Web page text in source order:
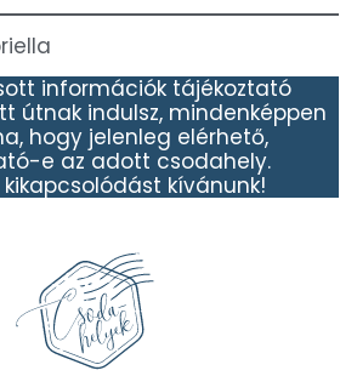
információk tájékoztató
útnak indulsz, mindenképpen
hogy jelenleg elérhető,
e az adott csodahely.
kikapcsolódást kívánunk!